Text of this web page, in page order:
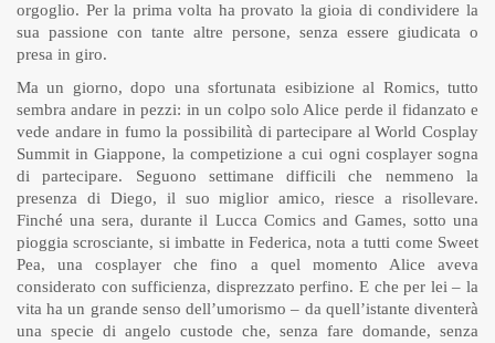
orgoglio. Per la prima volta ha provato la gioia di condividere la
sua passione con tante altre persone, senza essere giudicata o
presa in giro.
Ma un giorno, dopo una sfortunata esibizione al Romics, tutto
sembra andare in pezzi: in un colpo solo Alice perde il fidanzato e
vede andare in fumo la possibilità di partecipare al World Cosplay
Summit in Giappone, la competizione a cui ogni cosplayer sogna
di partecipare. Seguono settimane difficili che nemmeno la
presenza di Diego, il suo miglior amico, riesce a risollevare.
Finché una sera, durante il Lucca Comics and Games, sotto una
pioggia scrosciante, si imbatte in Federica, nota a tutti come Sweet
Pea, una cosplayer che fino a quel momento Alice aveva
considerato con sufficienza, disprezzato perfino. E che per lei – la
vita ha un grande senso dell’umorismo – da quell’istante diventerà
una specie di angelo custode che, senza fare domande, senza